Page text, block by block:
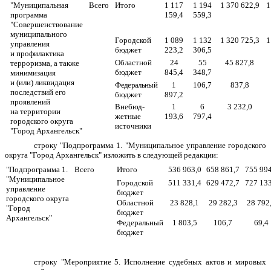
"Муниципальная
программа
"Совершенствование
муниципального
управления
и профилактика
терроризма, а также
минимизация
и (или) ликвидация
последствий его
проявлений
на территории
городского округа
"Город Архангельск"
Всего Итого
1 117
159,4
1 194
559,3
1 370 622,9
Городской
бюджет
1 089
223,2
1 132
306,5
1 320 725,3
Областной
бюджет
24
845,4
55
348,7
45 827,8
Федеральный
бюджет
1
897,2
106,7 837,8
Внебюд-
жетные
источники
1
193,6
6
797,4
3 232,0
строку"Подпрограмма 1. "Муниципальное управление городского
округа "Город Архангельск" изложить в следующей редакции:
"Подпрограмма 1.
"Муниципальное
управление
городского округа
"Город
Архангельск"
Всего Итого 536 963,0 658 861,7
755
Городской
бюджет
511 331,4 629 472,7 727
Областной
бюджет
23 828,1 29 282,3 28
Федеральный
бюджет
1 803,5 106,7 69,4
строку "Мероприятие 5. Исполнение судебных актов и мировых